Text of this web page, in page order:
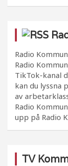
Radio
Radio
TikTok-kanal
kan du lyssna
av
Radio
upp på Radio
TV